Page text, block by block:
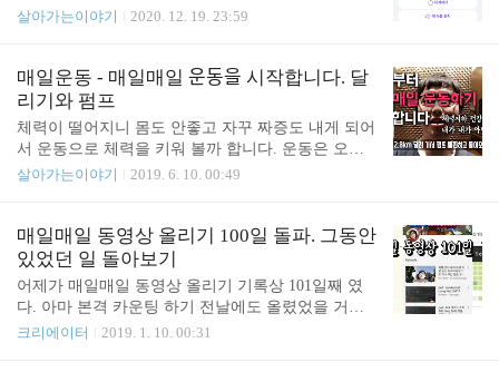
을 매일매일 조금씩이라도 작업합니다. 오늘 junho8
트레이닝, 운동, 일일 커밋 6가지는 빠짐없이 해 왔습
니다. 처음에는 하나도 꾸준히 하기 힘들었지만 매일
매일 하면서 습관화가 되면서 꾸준히 하는..
카카오 프로젝트 100에서 하던 영상 제작 작업을 매
주 정도 걸릴 거 같네요. 블로그 지금 쓰고 있는 이 글
이 오늘의 인증 글입니다 ^^; 두뇌 트레이닝 매일매
일 최소 하나 이상의 트레이닝을 하고 있는데요. 13
일 누락된 건 기기를 바꿔가며 하다가 싱크가 안 맞
아서 기록이 날아가서 그렇습니다 ㅠㅠ 운동 링 피트
로 매일매일 운동을 이어 나가고 있습니다. 두뇌 트
을지도 모르겠습니다. 일일 커밋 매일매일 한 칸씩
채워나가고 있습니다. 매일매일 하는 것들의 양이 ..
살아가는이야기 2020. 12. 19. 23:59
매일운동 - 매일매일 운동을 시작합니다. 달
리기와 펌프
체력이 떨어지니 몸도 안좋고 자꾸 짜증도 내게 되어
서 운동으로 체력을 키워 볼까 합니다. 운동은 오락
실 까지 달리기 왕복 (5.6km) 및 펌프 3판 (한판에 3
보면 이정도로 하고 차차 다듬어 가려고 합니다. * 날
씨가 안좋아서 못가게 되면 30층 계단 오르내리기 *
여행 등으로 집에 못가면 해당 지역에서 6km 달리기
왕복 * 아프면 쉬고 다음에 보충
살아가는이야기 2019. 6. 10. 00:49
매일매일 동영상 올리기 100일 돌파. 그동안
있었던 일 돌아보기
어제가 매일매일 동영상 올리기 기록상 101일째 였
다. 아마 본격 카운팅 하기 전날에도 올렸었을 거라
사실 +1일 이긴 하겠지만 뭐 이런들 저런들 어떠하
크리에이터 2019. 1. 10. 00:31